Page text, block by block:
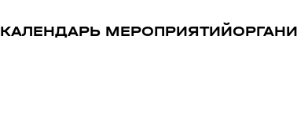
КАЛЕНДАРЬ МЕРОПРИЯТИЙ